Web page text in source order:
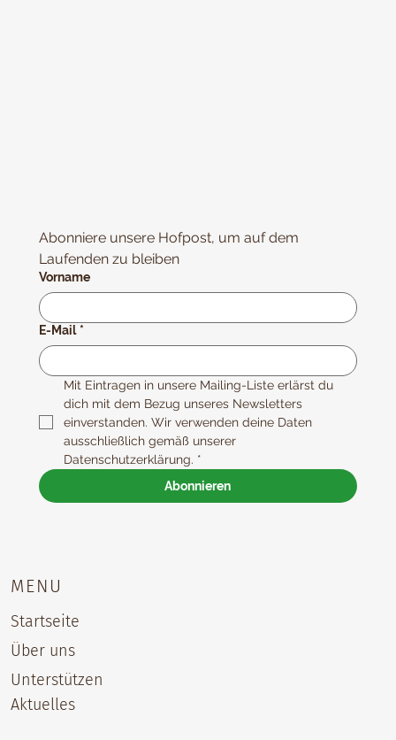
Abonniere unsere Hofpost, um auf dem
Laufenden zu bleiben
Vorname
E-Mail *
Mit Eintragen in unsere Mailing-Liste erlärst du
dich mit dem Bezug unseres Newsletters
einverstanden. Wir verwenden deine Daten
ausschließlich gemäß unserer
Datenschutzerklärung. *
Abonnieren
MENU
Startseite
Über uns
Unterstützen
Aktuelles